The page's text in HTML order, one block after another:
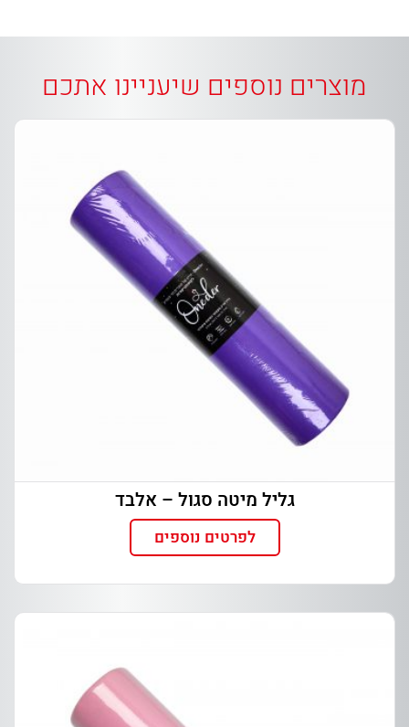
מוצרים נוספים שיעניינו אתכם
גליל מיטה סגול – אלבד
לפרטים נוספים